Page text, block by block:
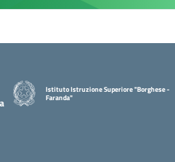
Istituto Istruzione Superiore "Borghese -
Faranda"